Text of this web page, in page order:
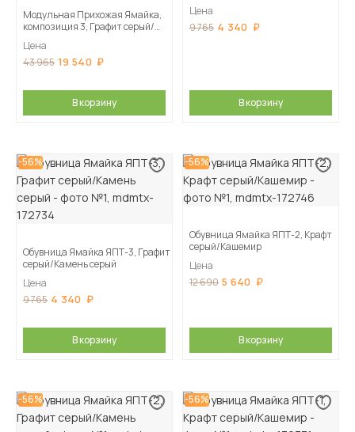
Модульная Прихожая Ямайка,
композиция 3, Графит серый/
Цена
43 965 19 540
В корзину
Цена
9 765 4 340
В корзину
-56%
Обувница Ямайка ЯПТ-3, Графит
серый/Камень серый
Цена
9 765 4 340
В корзину
-56%
Обувница Ямайка ЯПТ-2, Крафт
серый/Кашемир
Цена
12 690 5 640
В корзину
-56% -56%